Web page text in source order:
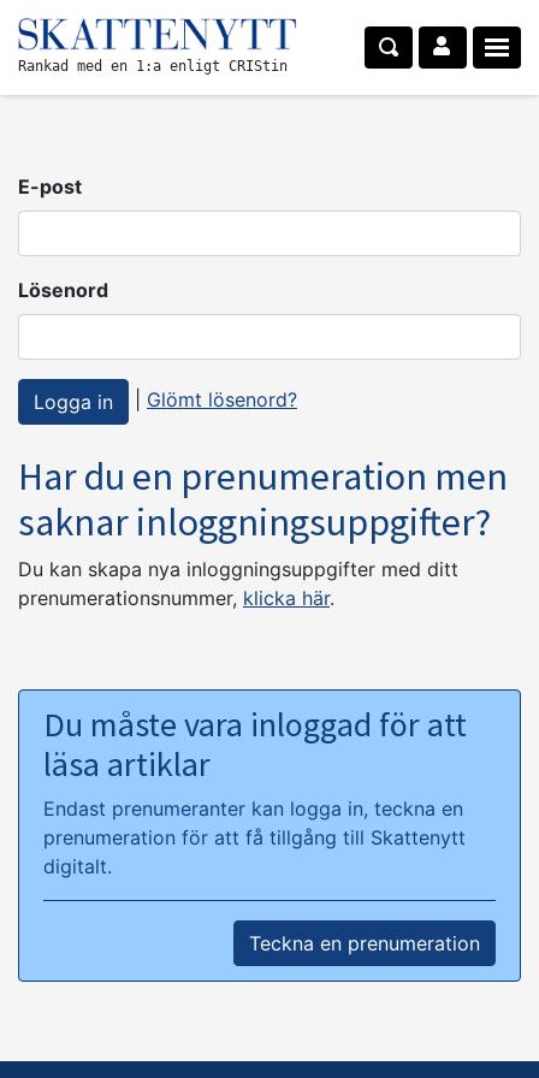
Rankad med en 1:a enligt CRIStin
E-post
Lösenord
Glömt lösenord?
Har du en prenumeration men
saknar inloggningsuppgifter?
Du kan skapa nya inloggningsuppgifter med ditt
prenumerationsnummer, klicka här.
Du måste vara inloggad för att
läsa artiklar
Endast prenumeranter kan logga in, teckna en
prenumeration för att få tillgång till Skattenytt
digitalt.
Teckna en prenumeration